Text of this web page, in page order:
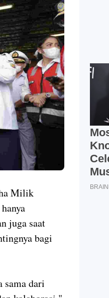
Milik
juga saat
bagi
sama dari